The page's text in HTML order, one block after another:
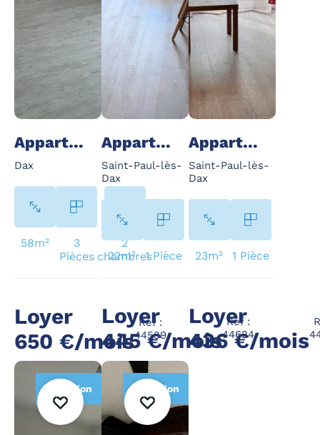
Appartement - 3 Pièce(s) - 58 m²
Dax
58m²
3
Pièces
2
chambres
Loyer
650 €/mois
Réf :
44539
Appartement - 1 Pièce(s) - 22 m²
Saint-Paul-lès-
Dax
22m² 1 Pièce
Loyer
445 €/mois
Réf :
44624
Appartement - 1 Pièce(s) - 23 m²
Saint-Paul-lès-
Dax
23m² 1 Pièce
Loyer
436 €/mois
Location Location